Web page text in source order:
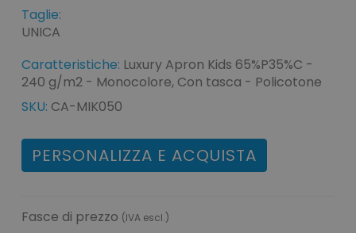
Taglie:
UNICA
Caratteristiche: Luxury Apron Kids 65%P35%C -
240 g/m2 - Monocolore, Con tasca - Policotone
SKU: CA-MIK050
PERSONALIZZA E ACQUISTA
Fasce di prezzo (IVA escl.)